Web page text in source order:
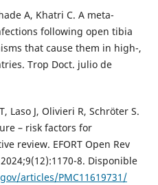
A, Khatri C. A meta-
following open tibia
that cause them in high-,
Trop Doct. julio de
Laso J, Olivieri R, Schröter S.
– risk factors for
review. EFORT Open Rev
8. Disponible
articles/PMC11619731/